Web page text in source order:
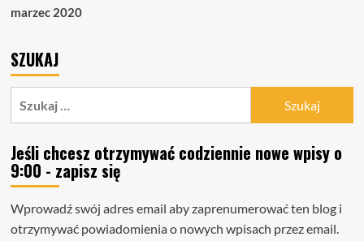
marzec 2020
SZUKAJ
Jeśli chcesz otrzymywać codziennie nowe wpisy o
9:00 - zapisz się
Wprowadź swój adres email aby zaprenumerować ten blog i
otrzymywać powiadomienia o nowych wpisach przez email.